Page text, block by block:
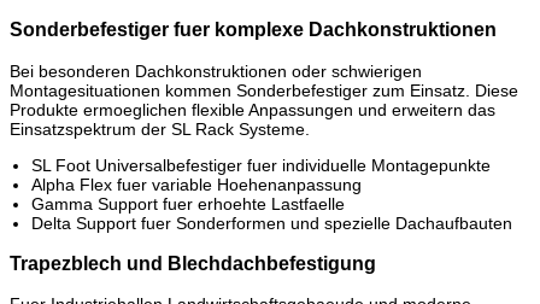
Sonderbefestiger fuer komplexe Dachkonstruktionen
Bei besonderen Dachkonstruktionen oder schwierigen
Montagesituationen kommen Sonderbefestiger zum Einsatz. Diese
Produkte ermoeglichen flexible Anpassungen und erweitern das
Einsatzspektrum der SL Rack Systeme.
SL Foot Universalbefestiger fuer individuelle Montagepunkte
Alpha Flex fuer variable Hoehenanpassung
Gamma Support fuer erhoehte Lastfaelle
Delta Support fuer Sonderformen und spezielle Dachaufbauten
Trapezblech und Blechdachbefestigung